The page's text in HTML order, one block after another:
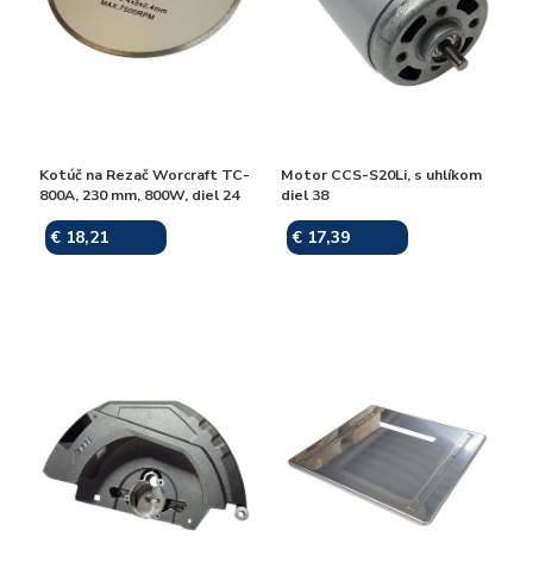
Kotúč na Rezač Worcraft TC-
800A, 230 mm, 800W, diel 24
€ 18,21
Motor CCS-S20Li, s uhlíkom
diel 38
€ 17,39